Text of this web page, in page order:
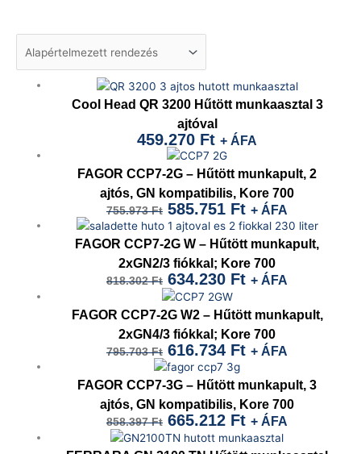
Cool Head QR 3200 Hűtött munkaasztal 3
ajtóval
459.270 Ft + ÁFA
FAGOR CCP7-2G – Hűtött munkapult, 2
ajtós, GN kompatibilis, Kore 700
755.973Ft
Original
price
was:
755.973 Ft.
585.751 Ft
price
is:
585.751 Ft.
+ ÁFA
FAGOR CCP7-2G W – Hűtött munkapult,
2xGN2/3 fiókkal; Kore 700
818.302Ft
Original
price
was:
818.302 Ft.
634.230 Ft
Current
price
is:
634.230 Ft.
+ ÁFA
FAGOR CCP7-2G W2 – Hűtött munkapult,
2xGN4/3 fiókkal; Kore 700
795.703Ft
Original
price
was:
795.703 Ft.
616.734 Ft
price
is:
616.734 Ft.
+ ÁFA
FAGOR CCP7-3G – Hűtött munkapult, 3
ajtós, GN kompatibilis, Kore 700
858.397Ft
Original
price
was:
858.397 Ft.
665.212 Ft
price
is:
665.212 Ft.
+ ÁFA